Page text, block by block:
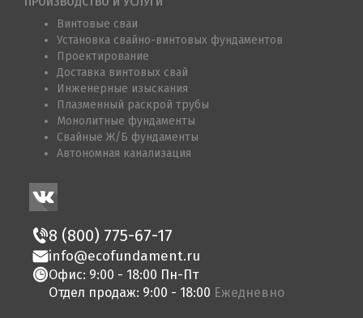
Винтовые сваи
Установка свайно-винтовых фундаментов
Проектирование
Доставка винтовых свай
Инженерные изыскания
Плазменный раскрой трубы
Монолитные фундаменты
Свайные Ж/Б фундаменты
Автономная канализация
8 (800) 775-67-17
info@ecofundament.ru
Офис: 9:00 - 18:00 Пн-Пт
Отдел продаж: 9:00 - 18:00 Ежедневно